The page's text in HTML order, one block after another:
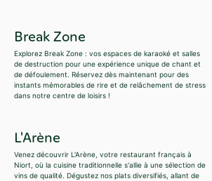
Break Zone
Explorez Break Zone : vos espaces de karaoké et salles
de destruction pour une expérience unique de chant et
de défoulement. Réservez dès maintenant pour des
instants mémorables de rire et de relâchement de stress
dans notre centre de loisirs !
L'Arène
Venez découvrir L'Arène, votre restaurant français à
Niort, où la cuisine traditionnelle s'allie à une sélection de
vins de qualité. Dégustez nos plats diversifiés, allant de